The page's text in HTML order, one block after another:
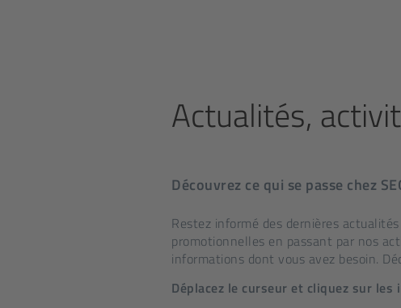
Actualités,
Découvrez ce qui se passe chez
Restez informé des dernières
promotionnelles en passant par nos
informations dont vous avez besoin.
Déplacez le curseur et cliquez sur